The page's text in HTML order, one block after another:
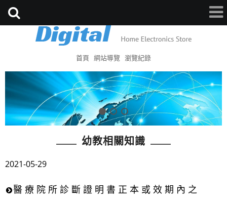
首頁 網站導覽 瀏覽紀錄
幼教相關知識
2021-05-29
醫 療 院 所 診 斷 證 明 書 正 本 或 效 期 內 之